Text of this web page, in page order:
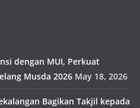
dengan MUI, Perkuat
Musda 2026 May 18, 2026
Bagikan Takjil kepada